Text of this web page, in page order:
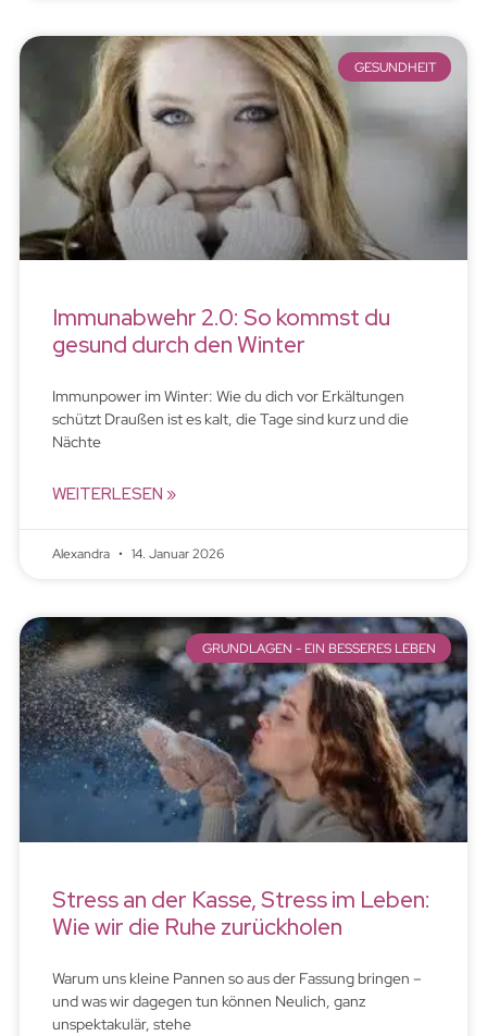
GESUNDHEIT
Immunabwehr 2.0: So kommst du
gesund durch den Winter
Immunpower im Winter: Wie du dich vor Erkältungen
schützt Draußen ist es kalt, die Tage sind kurz und die
Nächte
WEITERLESEN »
Alexandra 14. Januar 2026
GRUNDLAGEN - EIN BESSERES LEBEN
Stress an der Kasse, Stress im Leben:
Wie wir die Ruhe zurückholen
Warum uns kleine Pannen so aus der Fassung bringen –
und was wir dagegen tun können Neulich, ganz
unspektakulär, stehe